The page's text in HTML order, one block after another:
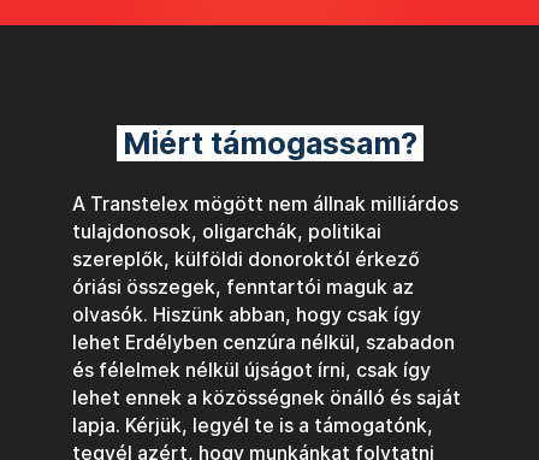
Miért támogassam?
A Transtelex mögött nem állnak milliárdos
tulajdonosok, oligarchák, politikai
szereplők, külföldi donoroktól érkező
óriási összegek, fenntartói maguk az
olvasók. Hiszünk abban, hogy csak így
lehet Erdélyben cenzúra nélkül, szabadon
és félelmek nélkül újságot írni, csak így
lehet ennek a közösségnek önálló és saját
lapja. Kérjük, legyél te is a támogatónk,
tegyél azért, hogy munkánkat folytatni